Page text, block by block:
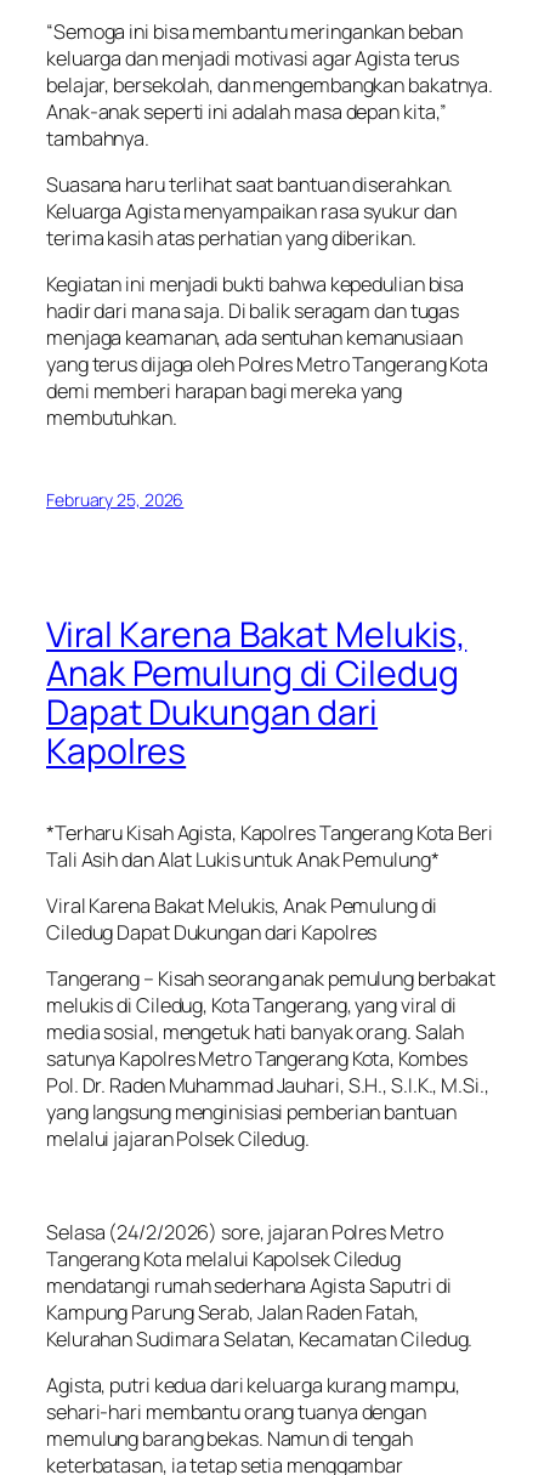
“Semoga ini bisa membantu meringankan beban
keluarga dan menjadi motivasi agar Agista terus
belajar, bersekolah, dan mengembangkan bakatnya.
Anak-anak seperti ini adalah masa depan kita,”
tambahnya.
Suasana haru terlihat saat bantuan diserahkan.
Keluarga Agista menyampaikan rasa syukur dan
terima kasih atas perhatian yang diberikan.
Kegiatan ini menjadi bukti bahwa kepedulian bisa
hadir dari mana saja. Di balik seragam dan tugas
menjaga keamanan, ada sentuhan kemanusiaan
yang terus dijaga oleh Polres Metro Tangerang Kota
demi memberi harapan bagi mereka yang
membutuhkan.
February 25, 2026
Viral Karena Bakat Melukis,
Anak Pemulung di Ciledug
Dapat Dukungan dari
Kapolres
*Terharu Kisah Agista, Kapolres Tangerang Kota Beri
Tali Asih dan Alat Lukis untuk Anak Pemulung*
Viral Karena Bakat Melukis, Anak Pemulung di
Ciledug Dapat Dukungan dari Kapolres
Tangerang – Kisah seorang anak pemulung berbakat
melukis di Ciledug, Kota Tangerang, yang viral di
media sosial, mengetuk hati banyak orang. Salah
satunya Kapolres Metro Tangerang Kota, Kombes
Pol. Dr. Raden Muhammad Jauhari, S.H., S.I.K., M.Si.,
yang langsung menginisiasi pemberian bantuan
melalui jajaran Polsek Ciledug.
Selasa (24/2/2026) sore, jajaran Polres Metro
Tangerang Kota melalui Kapolsek Ciledug
mendatangi rumah sederhana Agista Saputri di
Kampung Parung Serab, Jalan Raden Fatah,
Kelurahan Sudimara Selatan, Kecamatan Ciledug.
Agista, putri kedua dari keluarga kurang mampu,
sehari-hari membantu orang tuanya dengan
memulung barang bekas. Namun di tengah
keterbatasan, ia tetap setia menggambar